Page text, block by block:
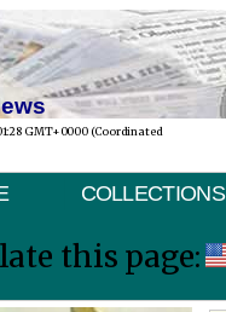
GMT+0000 (Coordinated
COLLECTIONS
this page: